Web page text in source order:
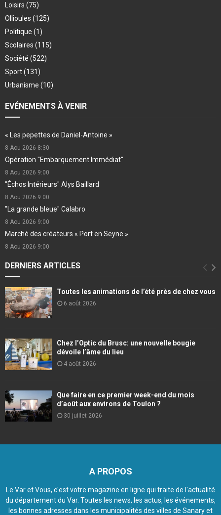
Loisirs (75)
Ollioules (125)
Politique (1)
Scolaires (115)
Société (522)
Sport(131)
Urbanisme (10)
EVÉNEMENTS À VENIR
« Les pepettes de Daniel-Antoine »
8 Aou 2026 8:30
Opération "Embarquement Immédiat"
8 Aou 2026 9:00
"Échos Intérieurs" Alys Baillard
8 Aou 2026 9:00
"La grande bleue" Calabro
8 Aou 2026 9:00
Marché des créateurs « Port en Seyne »
8 Aou 2026 9:00
DERNIERS ARTICLES
Toutes les animations de l’été près de chez vous
6 août 2026
Chez l’Optic du Brusc: une nouvelle bougie
dévoile l’âme du lieu
4 août 2026
Que faire en ce premier week-end du mois
d’août aux environs de Toulon ?
30 juillet 2026
A PROPOS
Le Var et Vous, c'est votre magazine en ligne qui traite de l'actualité
du département du Var. Toutes les news, les actus, les événements,
les bonnes adresses dans les municipalités des villes de Sanary et